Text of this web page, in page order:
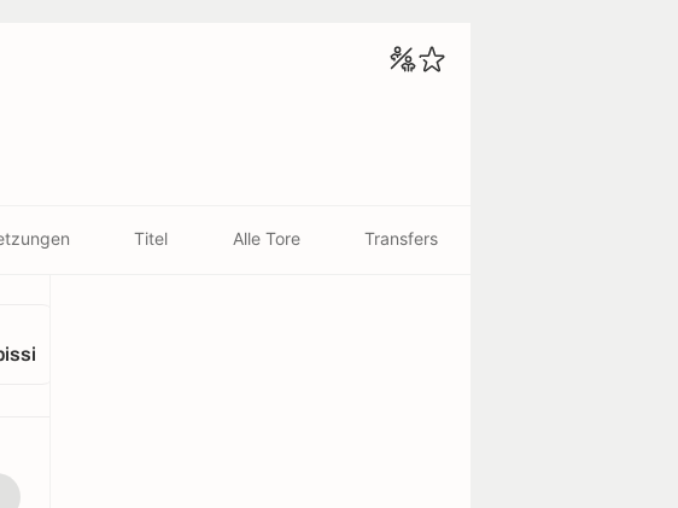
Titel Alle Tore Transfers